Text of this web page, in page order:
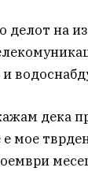
делот на
дека
мое